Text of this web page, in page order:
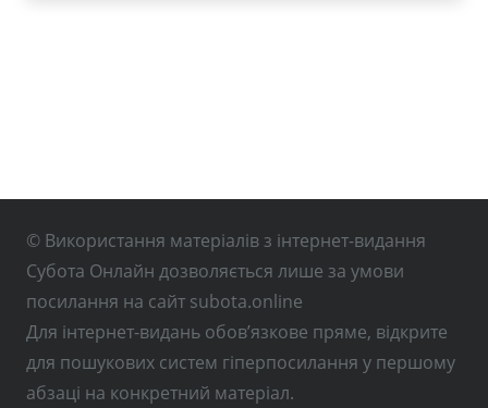
© Використання матеріалів з інтернет-видання
Субота Онлайн дозволяється лише за умови
посилання на сайт subota.online
Для інтернет-видань обов’язкове пряме, відкрите
для пошукових систем гіперпосилання у першому
абзаці на конкретний матеріал.